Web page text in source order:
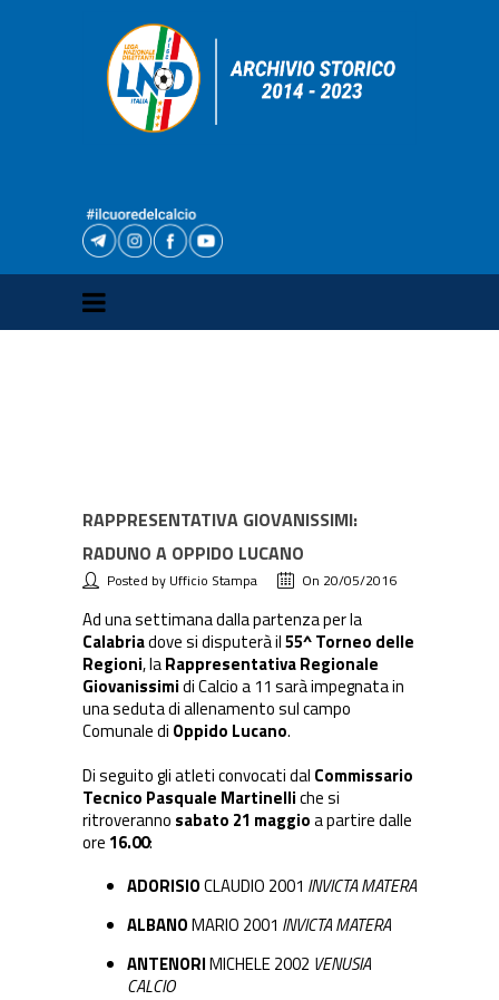
RAPPRESENTATIVA GIOVANISSIMI:
RADUNO A OPPIDO LUCANO
Posted by Ufficio Stampa On 20/05/2016
Ad una settimana dalla partenza per la
Calabriadove si disputerà il55^ Torneo delle
Regioni, laRappresentativa Regionale
Giovanissimidi Calcio a 11 sarà impegnata in
una seduta di allenamento sul campo
Comunale di Oppido Lucano.
Di seguito gli atleti convocati dal Commissario
Tecnico Pasquale Martinelliche si
ritroveranno sabato 21 maggioa partire dalle
ore 16.00:
ADORISIOCLAUDIO 2001 INVICTA MATERA
ALBANOMARIO 2001 INVICTA MATERA
ANTENORIMICHELE 2002 VENUSIA
CALCIO